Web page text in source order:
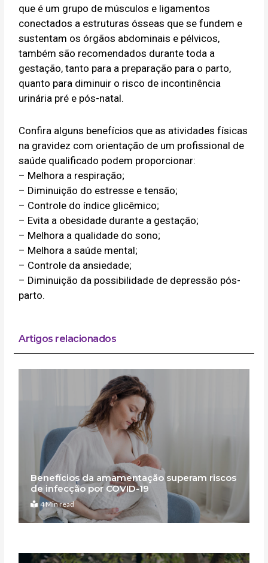
que é um grupo de músculos e ligamentos
conectados a estruturas ósseas que se fundem e
sustentam os órgãos abdominais e pélvicos,
também são recomendados durante toda a
gestação, tanto para a preparação para o parto,
quanto para diminuir o risco de incontinência
urinária pré e pós-natal.
Confira alguns benefícios que as atividades físicas
na gravidez com orientação de um profissional de
saúde qualificado podem proporcionar:
– Melhora a respiração;
– Diminuição do estresse e tensão;
– Controle do índice glicêmico;
– Evita a obesidade durante a gestação;
– Melhora a qualidade do sono;
– Melhora a saúde mental;
– Controle da ansiedade;
– Diminuição da possibilidade de depressão pós-
parto.
Artigos relacionados
Benefícios da amamentação superam riscos
de infecção por COVID-19
4 Min read